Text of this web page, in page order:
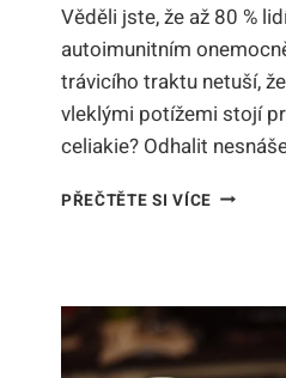
Věděli jste, že až 80 %
autoimunitním
trávicího traktu netuší,
vleklými potížemi stojí
celiakie? Odhalit
PŘEČTĚTE SI VÍCECELIAKIE: